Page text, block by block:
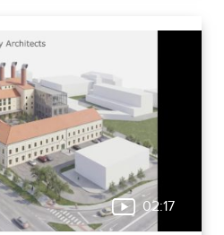
02:17